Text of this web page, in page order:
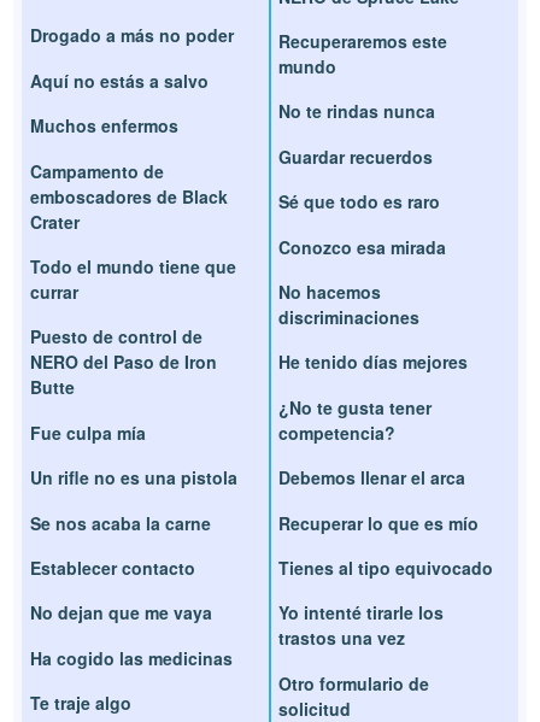
Drogado a más no poder
Aquí no estás a salvo
Muchos enfermos
Campamento de
emboscadores de Black
Crater
Todo el mundo tiene que
currar
Puesto de control de
NERO del Paso de Iron
Butte
Fue culpa mía
Un rifle no es una pistola
Se nos acaba la carne
Establecer contacto
No dejan que me vaya
Ha cogido las medicinas
Te traje algo
Recuperaremos este
mundo
No te rindas nunca
Guardar recuerdos
Sé que todo es raro
Conozco esa mirada
No hacemos
discriminaciones
He tenido días mejores
¿No te gusta tener
competencia?
Debemos llenar el arca
Recuperar lo que es mío
Tienes al tipo equivocado
Yo intenté tirarle los
trastos una vez
Otro formulario de
solicitud